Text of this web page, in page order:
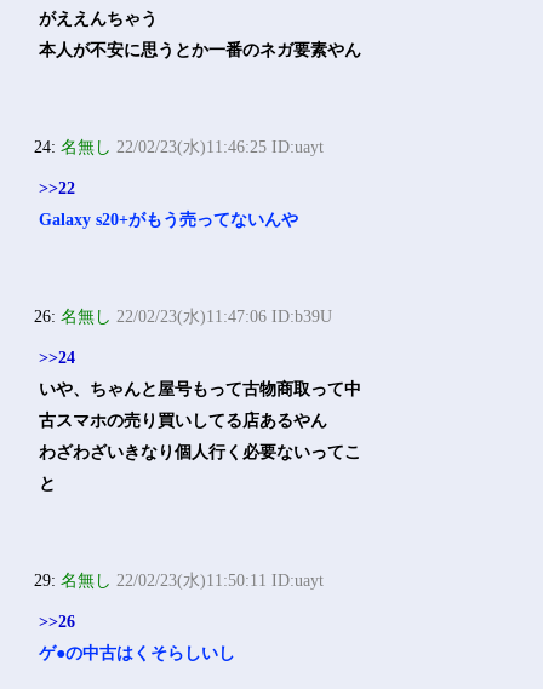
がええんちゃう
本人が不安に思うとか一番のネガ要素やん
24:名無し 22/02/23(水)11:46:25 ID:uayt
>>22
Galaxy s20+がもう売ってないんや
26:名無し 22/02/23(水)11:47:06 ID:b39U
>>24
いや、ちゃんと屋号もって古物商取って中
古スマホの売り買いしてる店あるやん
わざわざいきなり個人行く必要ないってこ
と
29:名無し 22/02/23(水)11:50:11 ID:uayt
>>26
ゲ●の中古はくそらしいし